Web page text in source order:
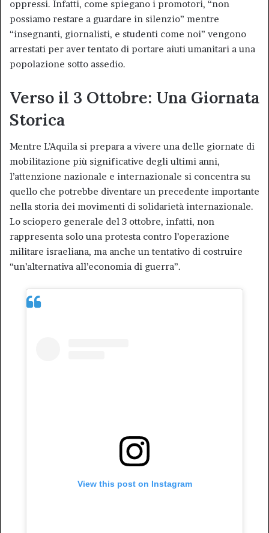
oppressi. Infatti, come spiegano i promotori, “non
possiamo restare a guardare in silenzio” mentre
“insegnanti, giornalisti, e studenti come noi” vengono
arrestati per aver tentato di portare aiuti umanitari a una
popolazione sotto assedio.
Verso il 3 Ottobre: Una Giornata
Storica
Mentre L’Aquila si prepara a vivere una delle giornate di
mobilitazione più significative degli ultimi anni,
l’attenzione nazionale e internazionale si concentra su
quello che potrebbe diventare un precedente importante
nella storia dei movimenti di solidarietà internazionale.
Lo sciopero generale del 3 ottobre, infatti, non
rappresenta solo una protesta contro l’operazione
militare israeliana, ma anche un tentativo di costruire
“un’alternativa all’economia di guerra”.
View this post on Instagram